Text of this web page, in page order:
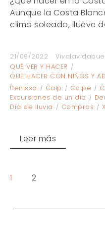
Aunque la Costa
clima soleado, llueve
21/09/2022
QUÉ VER Y HACER
QUÉ HACER CON NIÑOS Y
Benissa
Calp Calpe
Excursiones de un día
Día de lluvia
Compras
Leer más
1 2